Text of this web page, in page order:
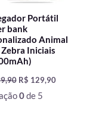
Portátil
bank
Animal
Iniciais
R$ 129,90
0de 5